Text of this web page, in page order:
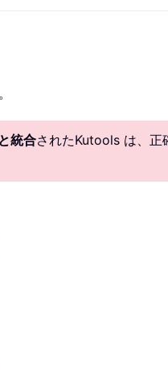
統合されたKutools は、正